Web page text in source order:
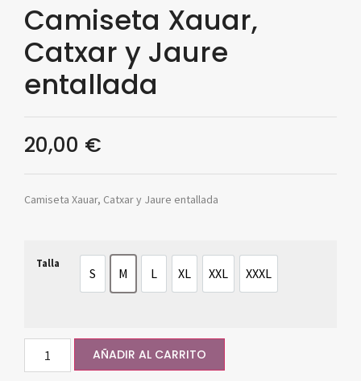
Camiseta Xauar,
Catxar y Jaure
entallada
20,00 €
Camiseta Xauar, Catxar y Jaure entallada
Talla
S M L XL XXL XXXL
AÑADIR AL CARRITO